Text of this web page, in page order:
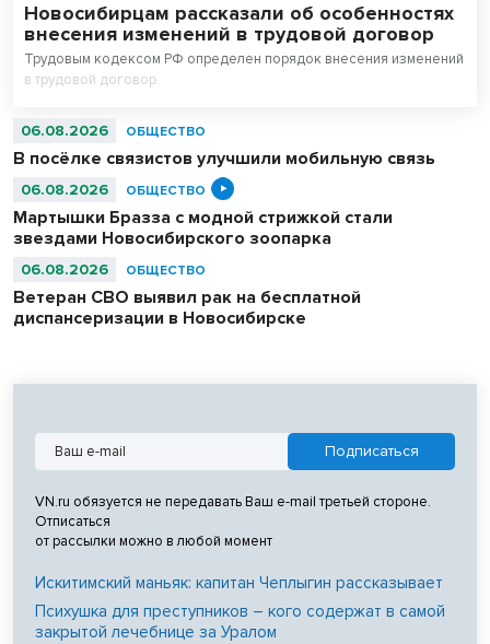
Новосибирцам рассказали об особенностях
внесения изменений в трудовой договор
Трудовым кодексом РФ определен порядок внесения изменений
в трудовой договор.
06.08.2026 ОБЩЕСТВО
В посёлке связистов улучшили мобильную связь
06.08.2026 ОБЩЕСТВО
Мартышки Бразза с модной стрижкой стали
звездами Новосибирского зоопарка
06.08.2026 ОБЩЕСТВО
Ветеран СВО выявил рак на бесплатной
диспансеризации в Новосибирске
VN.ru обязуется не передавать Ваш e-mail третьей стороне.
Отписаться
от рассылки можно в любой момент
Искитимский маньяк: капитан Чеплыгин рассказывает
Психушка для преступников – кого содержат в самой
закрытой лечебнице за Уралом